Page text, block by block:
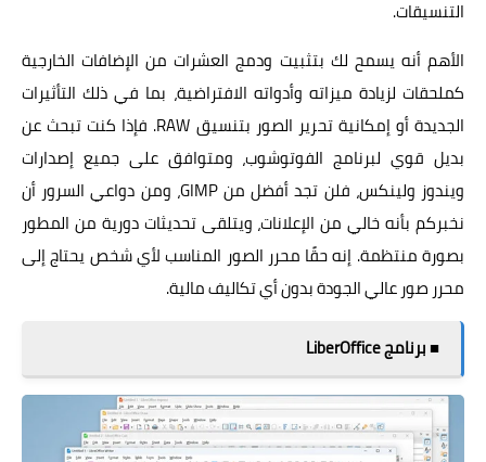
التنسيقات.
الأهم أنه يسمح لك بتثبيت ودمج العشرات من الإضافات الخارجية
كملحقات لزيادة ميزاته وأدواته الافتراضية، بما في ذلك التأثيرات
الجديدة أو إمكانية تحرير الصور بتنسيق RAW. فإذا كنت تبحث عن
بديل قوي لبرنامج الفوتوشوب، ومتوافق على جميع إصدارات
ويندوز ولينكس، فلن تجد أفضل من GIMP، ومن دواعي السرور أن
نخبركم بأنه خالي من الإعلانات، ويتلقى تحديثات دورية من المطور
بصورة منتظمة. إنه حقًا محرر الصور المناسب لأي شخص يحتاج إلى
محرر صور عالي الجودة بدون أي تكاليف مالية.
■ برنامج LiberOffice